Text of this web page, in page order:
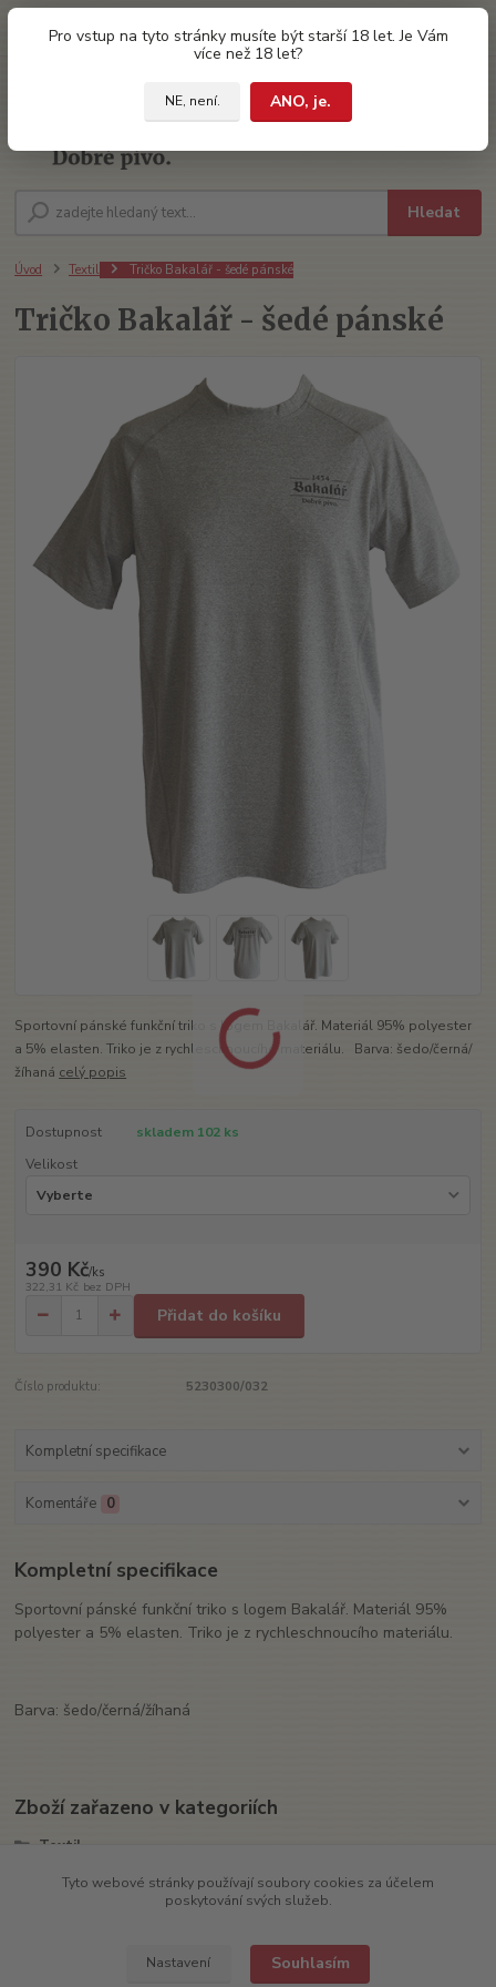
Pro vstup na tyto stránky musíte být starší 18 let. Je Vám
více než 18 let?
NE, není.
ANO, je.
Hledat
za0 Kč
Úvod Textil Tričko Bakalář - šedé pánské
Tričko Bakalář - šedé pánské
Sportovní pánské funkční triko s logem Bakalář. Materiál 95% polyester
a 5% elasten. Triko je z rychleschnoucího materiálu. Barva: šedo/černá/
žíhaná celý popis
Dostupnost
skladem 102 ks
Velikost
390 Kč/ks
322,31 Kč bez DPH
Přidat do košíku
Číslo produktu: 5230300/032
Kompletní specifikace
Komentáře 0
Kompletní specifikace
Sportovní pánské funkční triko s logem Bakalář. Materiál 95%
polyester a 5% elasten. Triko je z rychleschnoucího materiálu.
Barva: šedo/černá/žíhaná
Zboží zařazeno v kategoriích
Textil
TrikaTyto webové stránky používají soubory cookies za účelem
poskytování svých služeb.
Nastavení Souhlasím